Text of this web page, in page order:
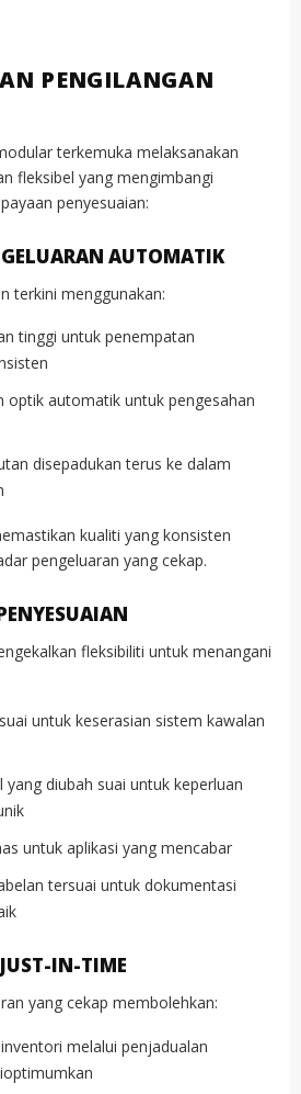
PENGILANGAN
terkemuka melaksanakan
fleksibel yang mengimbangi
penyesuaian:
AUTOMATIK
terkini menggunakan:
tinggi untuk penempatan
optik automatik untuk pengesahan
disepadukan terus ke dalam
kualiti yang konsisten
pengeluaran yang cekap.
fleksibiliti untuk menangani
untuk keserasian sistem kawalan
diubah suai untuk keperluan
untuk aplikasi yang mencabar
tersuai untuk dokumentasi
IN-TIME
yang cekap membolehkan:
melalui penjadualan